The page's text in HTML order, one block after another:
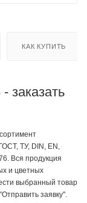
КАК КУПИТЬ
заказать
ТУ, DIN, EN,
Вся продукция
и цветных
выбранный товар
заявку".